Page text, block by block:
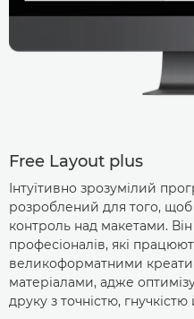
Free Layout plus
Інтуїтивно зрозумілий
розроблений для того,
контроль над макетами.
професіоналів, які
великоформатними
матеріалами, адже
друку з точністю,